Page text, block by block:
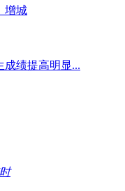
增城
成绩提高明显...